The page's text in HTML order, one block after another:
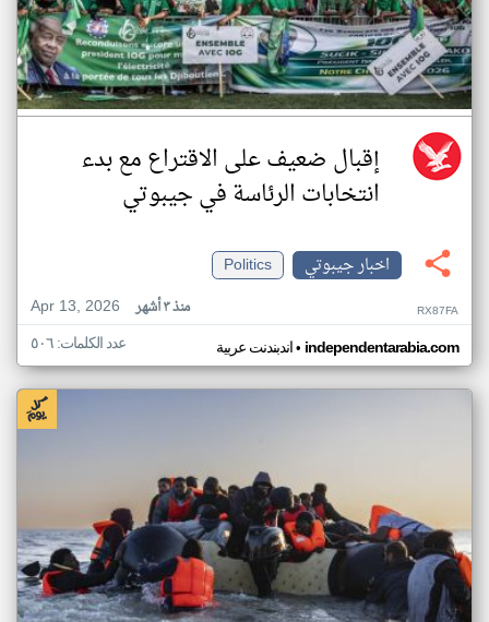
إقبال ضعيف على الاقتراع مع بدء
انتخابات الرئاسة في جيبوتي
اخبار جيبوتي
Politics
Apr 13, 2026
منذ ٣ أشهر RX87FA
اندبندنت عربية• independentarabia.com عدد الكلمات: ٥٠٦